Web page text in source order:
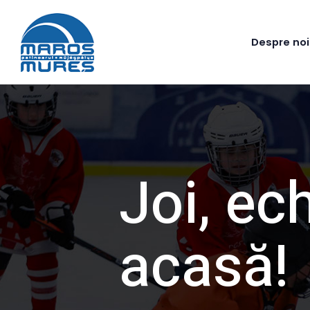
Despre noi
Joi,
acasă!